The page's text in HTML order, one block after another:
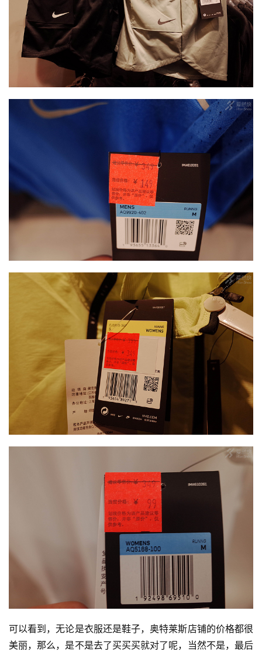
可以看到，无论是衣服还是鞋子，奥特莱斯店铺的价格都很
美丽，那么，是不是去了买买买就对了呢，当然不是，最后